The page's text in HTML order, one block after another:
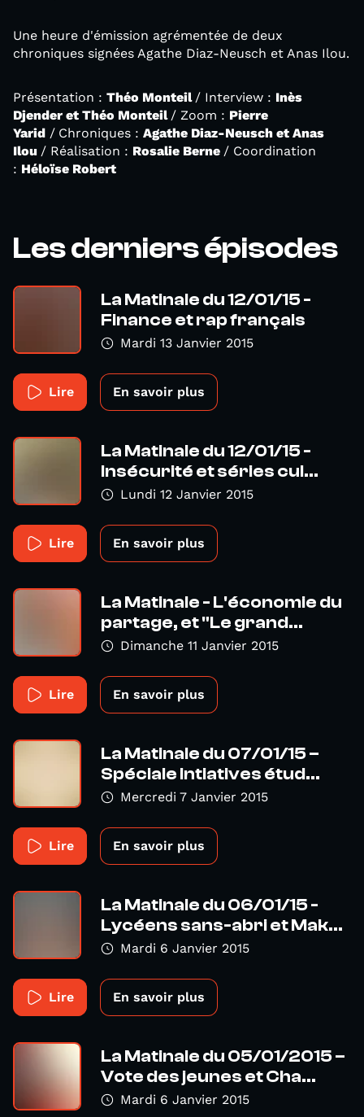
Une heure d'émission agrémentée de deux
chroniques signées Agathe Diaz-Neusch et Anas Ilou.
Présentation : Théo Monteil / Interview : Inès
Djender et Théo Monteil / Zoom : Pierre
Yarid / Chroniques : Agathe Diaz-Neusch et Anas
Ilou / Réalisation : Rosalie Berne / Coordination
: Héloïse Robert
Les derniers épisodes
La Matinale du 12/01/15 -
Finance et rap français
Mardi 13 Janvier 2015
Lire En savoir plus
La Matinale du 12/01/15 -
Insécurité et séries cul...
Lundi 12 Janvier 2015
Lire En savoir plus
La Matinale - L'économie du
partage, et "Le grand...
Dimanche 11 Janvier 2015
Lire En savoir plus
La Matinale du 07/01/15 –
Spéciale Intiatives étud...
Mercredi 7 Janvier 2015
Lire En savoir plus
La Matinale du 06/01/15 -
Lycéens sans-abri et Mak...
Mardi 6 Janvier 2015
Lire En savoir plus
La Matinale du 05/01/2015 –
Vote des jeunes et Cha...
Mardi 6 Janvier 2015